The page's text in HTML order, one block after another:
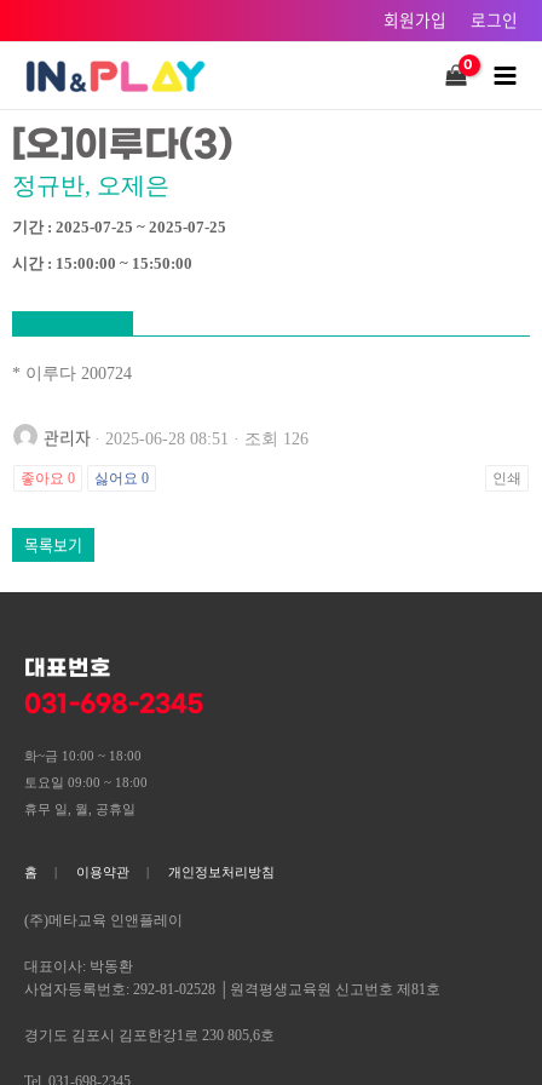
건너뛰기
회원가입 로그인
Main
[오]이루다(3)
정규반, 오제은
기간 : 2025-07-25 ~ 2025-07-25
시간 : 15:00:00 ~ 15:50:00
* 이루다 200724
관리자 · 2025-06-28 08:51 · 조회 126
좋아요 0 싫어요 0 인쇄
목록보기
대표번호
031-698-2345
화~금 10:00 ~ 18:00
토요일 09:00 ~ 18:00
휴무 일, 월, 공휴일
홈 이용약관 개인정보처리방침
(주)메타교육 인앤플레이
대표이사: 박동환
사업자등록번호: 292-81-02528 │원격평생교육원 신고번호 제81호
경기도 김포시 김포한강1로 230 805,6호